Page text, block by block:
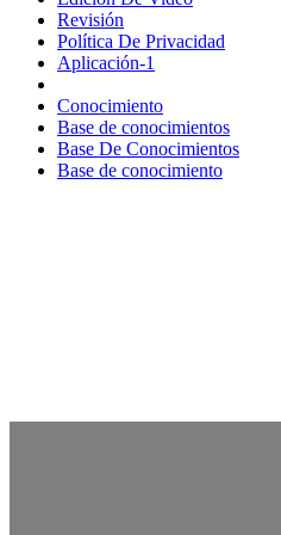
Revisión
Política De Privacidad
Aplicación-1
Conocimiento
Base de conocimientos
Base De Conocimientos
Base de conocimiento